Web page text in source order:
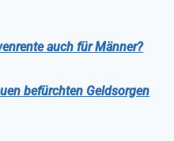
auch für Männer?
befürchten Geldsorgen